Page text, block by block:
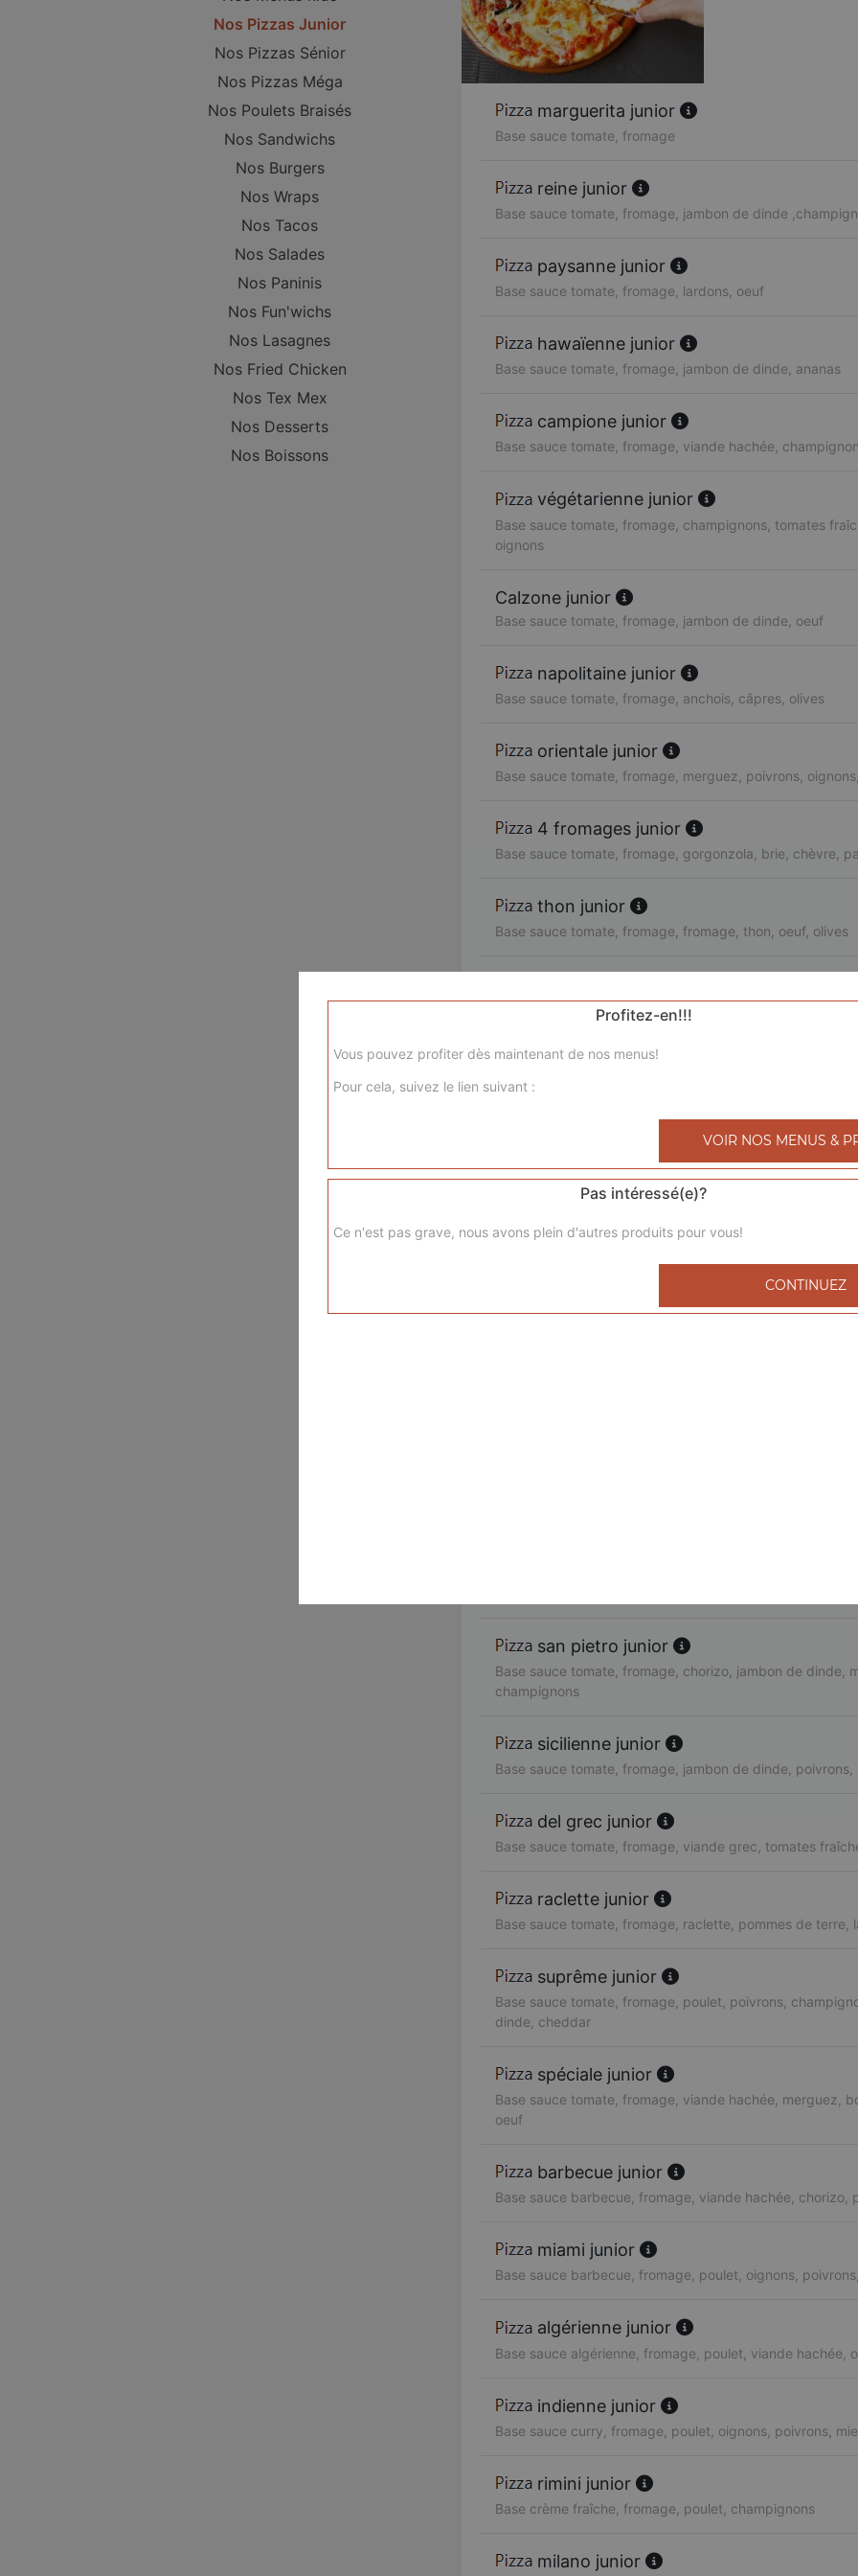
Nos Pizzas Junior
Nos Pizzas Sénior
Nos Pizzas Méga
Nos Poulets Braisés
Nos Sandwichs
Nos Burgers
Nos Wraps
Nos Tacos
Nos Salades
Nos Paninis
Nos Fun'wichs
Nos Lasagnes
Nos Fried Chicken
Nos Tex Mex
Nos Desserts
Nos Boissons
marguerita junior
Base sauce tomate, fromage
reine junior
Base sauce tomate, fromage, jambon de dinde
paysanne junior
Base sauce tomate, fromage, lardons, oeuf
hawaïenne junior
Base sauce tomate, fromage, jambon de dinde, ananas
campione junior
Base sauce tomate, fromage, viande hachée,
végétarienne junior
Base sauce tomate, fromage, champignons, tomates
oignons
Calzone junior
Base sauce tomate, fromage, jambon de dinde, oeuf
napolitaine junior
Base sauce tomate, fromage, anchois, câpres, olives
orientale junior
Base sauce tomate, fromage, merguez, poivrons,
4 fromages junior
Base sauce tomate, fromage, gorgonzola, brie, chèvre,
thon junior
Base sauce tomate, fromage, fromage, thon, oeuf, olives
Base sauce tomate, fromage, chorizo, jambon de dinde,
royale junior
Base sauce tomate, fromage, poulet, viande hachée,
Base sauce tomate, fromage, viande hachée, pommes
Base sauce tomate, fromage, jambon de dinde,
fruits de mer junior
san pietro junior
Base sauce tomate, fromage, chorizo, jambon de dinde,
champignons
sicilienne junior
Base sauce tomate, fromage, jambon de dinde, poivrons,
del grec junior
Base sauce tomate, fromage, viande grec, tomates
raclette junior
Base sauce tomate, fromage, raclette, pommes de terre,
suprême junior
Base sauce tomate, fromage, poulet, poivrons,
dinde, cheddar
spéciale junior
Base sauce tomate, fromage, viande hachée, merguez,
oeuf
barbecue junior
Base sauce barbecue, fromage, viande hachée, chorizo,
miami junior
Base sauce barbecue, fromage, poulet, oignons,
algérienne junior
Base sauce algérienne, fromage, poulet, viande hachée,
indienne junior
Base sauce curry, fromage, poulet, oignons, poivrons,
rimini junior
Base crème fraîche, fromage, poulet, champignons
milano junior
Profitez-en!!!
Vous pouvez profiter dès maintenant de nos menus!
Pour cela, suivez le lien suivant :
VOIR NOS MENUS &
Pas intéressé(e)?
Ce n'est pas grave, nous avons plein d'autres produits pour vous!
CONTINUEZ